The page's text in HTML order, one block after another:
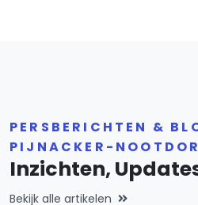
PERSBERICHTEN &
PIJNACKER-
Inzichten,
Bekijk alle artikelen